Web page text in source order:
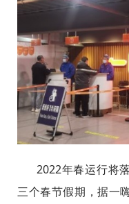
2022年春运行将
三个春节假期，据一